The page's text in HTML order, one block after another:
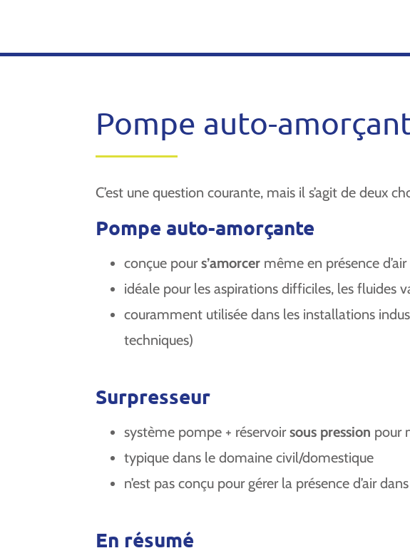
Pompe auto-
C’est une question courante, mais il s’agit de deux
Pompe auto-amorçante
conçue pours’amorcer même en présence
idéale pour les aspirations difficiles, les fluides
couramment utilisée dans les installations
techniques)
Surpresseur
système pompe + réservoirsous pression pour
typique dans le domaine civil/domestique
n’est pas conçu pour gérer la présence d’air
En résumé